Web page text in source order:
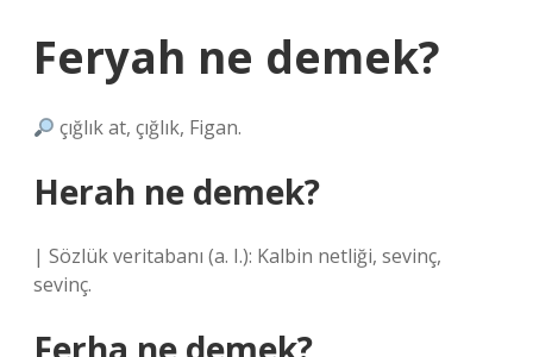
Feryah ne demek?
çığlık at, çığlık, Figan.
Herah ne demek?
| Sözlük veritabanı (a. I.): Kalbin netliği, sevinç,
sevinç.